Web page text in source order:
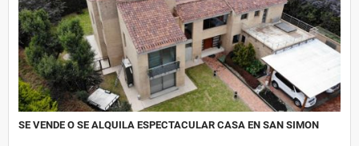
SE VENDE O SE ALQUILA ESPECTACULAR CASA EN SAN SIMON